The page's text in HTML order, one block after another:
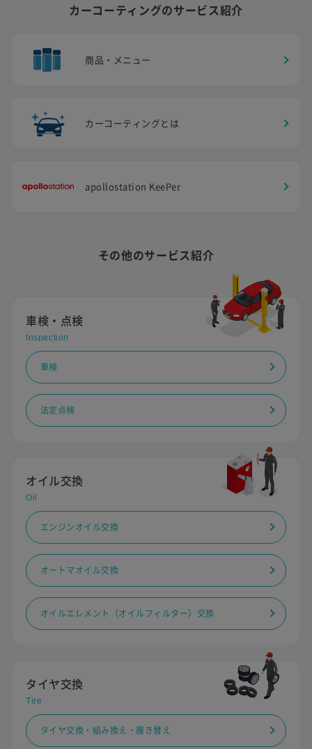
カーコーティングのサービス紹介
商品・メニュー
カーコーティングとは
apollostation KeePer
その他のサービス紹介
車検・点検
Inspection
車検
法定点検
オイル交換
Oil
エンジンオイル交換
オートマオイル交換
オイルエレメント（オイルフィルター）交換
タイヤ交換
Tire
タイヤ交換・組み換え・履き替え